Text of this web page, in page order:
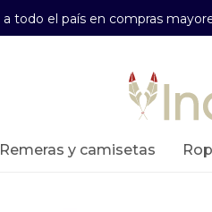
a todo el país en compras
remeras y camisetas